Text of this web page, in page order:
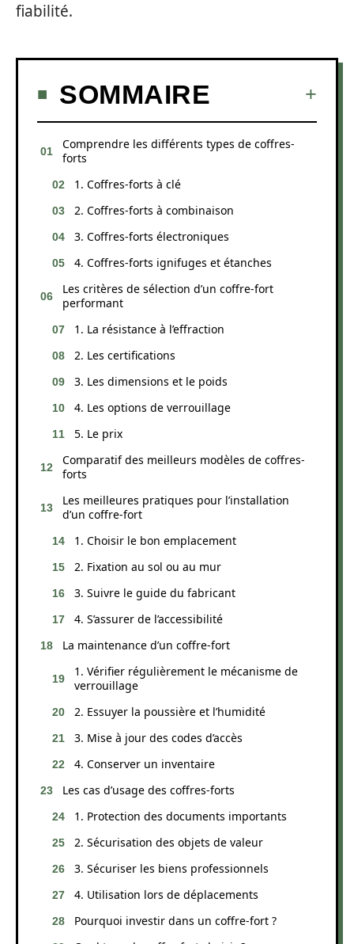
fiabilité.
SOMMAIRE
Comprendre les différents types de coffres-
forts
1. Coffres-forts à clé
2. Coffres-forts à combinaison
3. Coffres-forts électroniques
4. Coffres-forts ignifuges et étanches
Les critères de sélection d’un coffre-fort
performant
1. La résistance à l’effraction
2. Les certifications
3. Les dimensions et le poids
4. Les options de verrouillage
5. Le prix
Comparatif des meilleurs modèles de coffres-
forts
Les meilleures pratiques pour l’installation
d’un coffre-fort
1. Choisir le bon emplacement
2. Fixation au sol ou au mur
3. Suivre le guide du fabricant
4. S’assurer de l’accessibilité
La maintenance d’un coffre-fort
1. Vérifier régulièrement le mécanisme de
verrouillage
2. Essuyer la poussière et l’humidité
3. Mise à jour des codes d’accès
4. Conserver un inventaire
Les cas d’usage des coffres-forts
1. Protection des documents importants
2. Sécurisation des objets de valeur
3. Sécuriser les biens professionnels
4. Utilisation lors de déplacements
Pourquoi investir dans un coffre-fort ?